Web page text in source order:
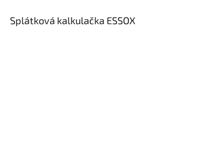
Splátková kalkulačka ESSOX